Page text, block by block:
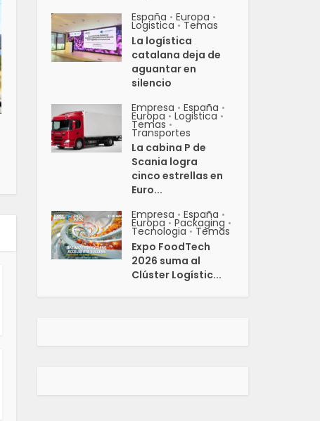
España • Europa •
Logistica • Temas
La logística
catalana deja de
aguantar en
silencio
Empresa • España •
Europa • Logistica •
Temas •
Transportes
La cabina P de
Scania logra
cinco estrellas en
Euro...
Empresa • España •
Europa • Packaging •
Tecnologia • Temas
Expo FoodTech
2026 suma al
Clúster Logístic...